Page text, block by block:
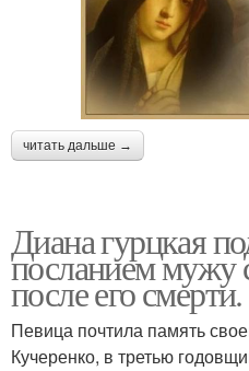
читать дальше →
Диана гурцкая
посланием мужу
после его смерти.
Певица почтила память
Кучеренко, в третью